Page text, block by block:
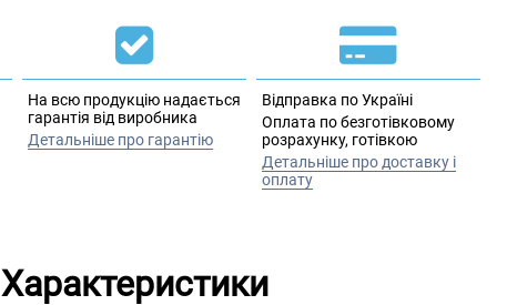
На всю продукцію надається
гарантія від виробника
Детальніше про гарантію
Відправка по Україні
Оплата по безготівковому
розрахунку, готівкою
Детальніше про доставку і
оплату
Характеристики